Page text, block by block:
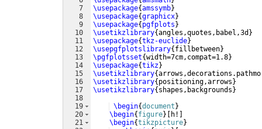
7
8
9
10
11
12
13
14
15
16
17
18
19
20
21
\usepackage{amssymb}
\usepackage{graphicx}
\usepackage{ pgfplots }
\usetikzlibrary{angles,quotes,babel,3d }
\usepackage{tkz-euclide}
\usepgfplotslibrary{ fillbetween}
\pgfplotsset{width=7cm,compat=1.8}
\usepackage{tikz}
\usetikzlibrary{
\usetikzlibrary{ positioning,arrows }
\usetikzlibrary{ shapes,backgrounds }
\begin{document }
\begin{ figure} h!
\begin{tikzpicture}